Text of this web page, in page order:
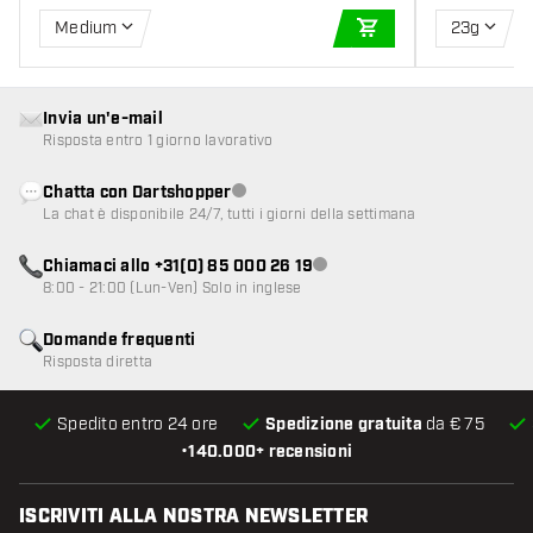
Medium
AGGIUNGI AL
23g
•140.000+ recensioni
Spedito entro 24 ore Spedizione gratuita da € 75
Domande frequenti
Risposta diretta
Invia un'e-mail
Risposta entro 1 giorno lavorativo
Chatta con DartshopperServizio clienti non disponibile
La chat è disponibile 24/7, tutti i giorni della settimana
Chiamaci allo +31(0) 85 000 26 19Servizio clienti non disponibile
8:00 - 21:00 (Lun-Ven) Solo in inglese
ISCRIVITI ALLA NOSTRA NEWSLETTER